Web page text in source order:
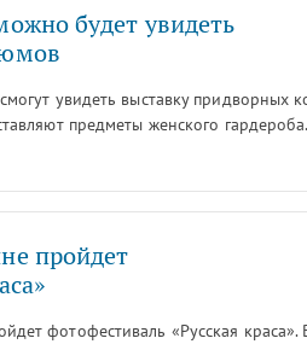
будет увидеть
увидеть выставку придворных
предметы женского
пройдет
фотофестиваль «Русская краса».